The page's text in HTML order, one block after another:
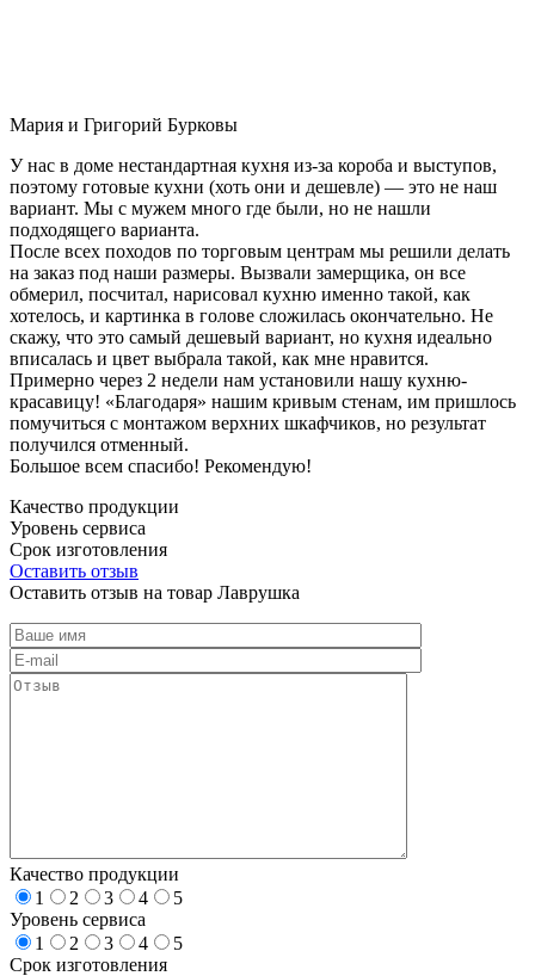
Мария и Григорий Бурковы
У нас в доме нестандартная кухня из-за короба и выступов,
поэтому готовые кухни (хоть они и дешевле) — это не наш
вариант. Мы с мужем много где были, но не нашли
подходящего варианта.
После всех походов по торговым центрам мы решили делать
на заказ под наши размеры. Вызвали замерщика, он все
обмерил, посчитал, нарисовал кухню именно такой, как
хотелось, и картинка в голове сложилась окончательно. Не
скажу, что это самый дешевый вариант, но кухня идеально
вписалась и цвет выбрала такой, как мне нравится.
Примерно через 2 недели нам установили нашу кухню-
красавицу! «Благодаря» нашим кривым стенам, им пришлось
помучиться с монтажом верхних шкафчиков, но результат
получился отменный.
Большое всем спасибо! Рекомендую!
Качество продукции
Уровень сервиса
Срок изготовления
Оставить отзыв
Оставить отзыв на товар Лаврушка
Качество продукции
1
2 3 4
5
Уровень сервиса
1
2 3 4
5
Срок изготовления